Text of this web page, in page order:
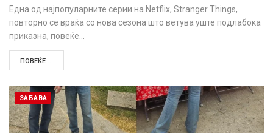
Една од најпопуларните серии на Netflix, Stranger Things,
повторно се враќа со нова сезона што ветува уште подлабока
приказна, повеќе…
ПОВЕЌЕ ...
ЗАБАВА